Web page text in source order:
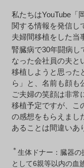
私たちはYouTube「
関する情報を発信し
夫婦間移植をした当
腎臓病で30年闘病し
なった会社員の夫と
移植しようと思った
ら」と、名前も顔も
ご夫婦の笑顔は非常
移植予定ですが、こ
の感想をもらえまし
あることは間違いあ
＊ 生体ドナー：臓器
として6親等以内の血